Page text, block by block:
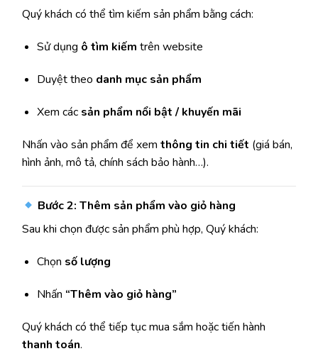
Quý khách có thể tìm kiếm sản phẩm bằng cách:
Sử dụng ô tìm kiếm trên website
Duyệt theo danh mục sản phẩm
Xem các sản phẩm nổi bật / khuyến mãi
Nhấn vào sản phẩm để xem thông tin chi tiết (giá bán,
hình ảnh, mô tả, chính sách bảo hành…).
Bước 2: Thêm sản phẩm vào giỏ hàng
Sau khi chọn được sản phẩm phù hợp, Quý khách:
Chọn số lượng
Nhấn “Thêm vào giỏ hàng”
Quý khách có thể tiếp tục mua sắm hoặc tiến hành
thanh toán.